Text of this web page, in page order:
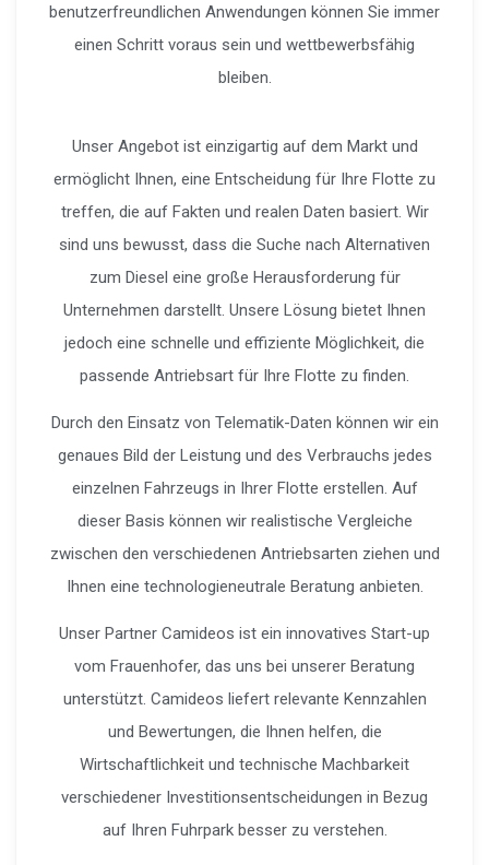
benutzerfreundlichen Anwendungen können Sie immer
einen Schritt voraus sein und wettbewerbsfähig
bleiben.
Unser Angebot ist einzigartig auf dem Markt und
ermöglicht Ihnen, eine Entscheidung für Ihre Flotte zu
treffen, die auf Fakten und realen Daten basiert. Wir
sind uns bewusst, dass die Suche nach Alternativen
zum Diesel eine große Herausforderung für
Unternehmen darstellt. Unsere Lösung bietet Ihnen
jedoch eine schnelle und effiziente Möglichkeit, die
passende Antriebsart für Ihre Flotte zu finden.
Durch den Einsatz von Telematik-Daten können wir ein
genaues Bild der Leistung und des Verbrauchs jedes
einzelnen Fahrzeugs in Ihrer Flotte erstellen. Auf
dieser Basis können wir realistische Vergleiche
zwischen den verschiedenen Antriebsarten ziehen und
Ihnen eine technologieneutrale Beratung anbieten.
Unser Partner Camideos ist ein innovatives Start-up
vom Frauenhofer, das uns bei unserer Beratung
unterstützt. Camideos liefert relevante Kennzahlen
und Bewertungen, die Ihnen helfen, die
Wirtschaftlichkeit und technische Machbarkeit
verschiedener Investitionsentscheidungen in Bezug
auf Ihren Fuhrpark besser zu verstehen.